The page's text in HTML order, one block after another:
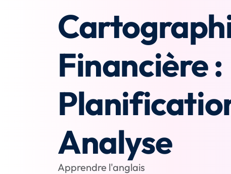
Financière :
Analyse
Apprendre l'anglais